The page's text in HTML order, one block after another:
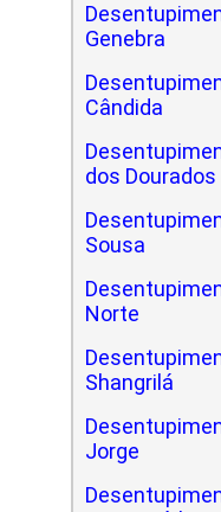
Genebra
Cândida
dos Dourados
Sousa
Norte
Shangrilá
Jorge